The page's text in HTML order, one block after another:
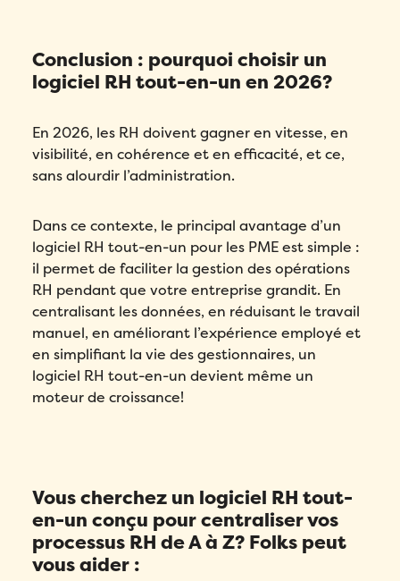
Conclusion : pourquoi choisir un
logiciel RH tout-en-un en 2026?
En 2026, les RH doivent gagner en vitesse, en
visibilité, en cohérence et en efficacité, et ce,
sans alourdir l’administration.
Dans ce contexte, le principal avantage d’un
logiciel RH tout-en-un pour les PME est simple :
il permet de faciliter la gestion des opérations
RH pendant que votre entreprise grandit. En
centralisant les données, en réduisant le travail
manuel, en améliorant l’expérience employé et
en simplifiant la vie des gestionnaires, un
logiciel RH tout-en-un devient même un
moteur de croissance!
Vous cherchez un logiciel RH tout-
en-un conçu pour centraliser vos
processus RH de A à Z? Folks peut
vous aider :